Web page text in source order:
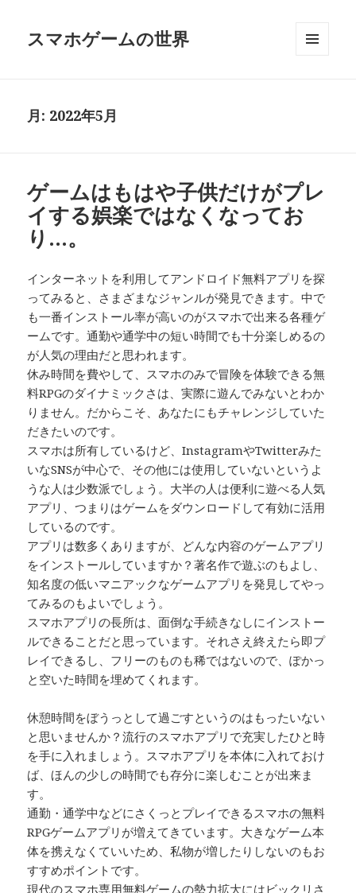
スマホゲームの世界
月: 2022年5月
ゲームはもはや子供だけがプレ
イする娯楽ではなくなってお
り…。
インターネットを利用してアンドロイド無料アプリを探
ってみると、さまざまなジャンルが発見できます。中で
も一番インストール率が高いのがスマホで出来る各種ゲ
ームです。通勤や通学中の短い時間でも十分楽しめるの
が人気の理由だと思われます。
休み時間を費やして、スマホのみで冒険を体験できる無
料RPGのダイナミックさは、実際に遊んでみないとわか
りません。だからこそ、あなたにもチャレンジしていた
だきたいのです。
スマホは所有しているけど、InstagramやTwitterみた
いなSNSが中心で、その他には使用していないというよ
うな人は少数派でしょう。大半の人は便利に遊べる人気
アプリ、つまりはゲームをダウンロードして有効に活用
しているのです。
アプリは数多くありますが、どんな内容のゲームアプリ
をインストールしていますか？著名作で遊ぶのもよし、
知名度の低いマニアックなゲームアプリを発見してやっ
てみるのもよいでしょう。
スマホアプリの長所は、面倒な手続きなしにインストー
ルできることだと思っています。それさえ終えたら即プ
レイできるし、フリーのものも稀ではないので、ぽかっ
と空いた時間を埋めてくれます。
休憩時間をぼうっとして過ごすというのはもったいない
と思いませんか？流行のスマホアプリで充実したひと時
を手に入れましょう。スマホアプリを本体に入れておけ
ば、ほんの少しの時間でも存分に楽しむことが出来ま
す。
通勤・通学中などにさくっとプレイできるスマホの無料
RPGゲームアプリが増えてきています。大きなゲーム本
体を携えなくていいため、私物が増したりしないのもお
すすめポイントです。
現代のスマホ専用無料ゲームの勢力拡大にはビックリさ